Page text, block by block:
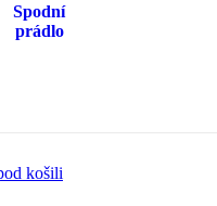
Spodní
prádlo
košili